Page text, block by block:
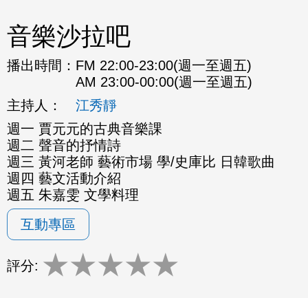
音樂沙拉吧
播出時間： FM 22:00-23:00(週一至週五)
AM 23:00-00:00(週一至週五)
主持人：
江秀靜
週一 賈元元的古典音樂課
週二 聲音的抒情詩
週三 黃河老師 藝術市場 學/史庫比 日韓歌曲
週四 藝文活動介紹
週五 朱嘉雯 文學料理
互動專區
評分: ★★★★★